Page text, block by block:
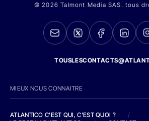
© 2026 Talmont Media SAS. tous
MIEUX NOUS CONNAITRE
ATLANTICO C'EST QUI, C'EST QUOI ?
/